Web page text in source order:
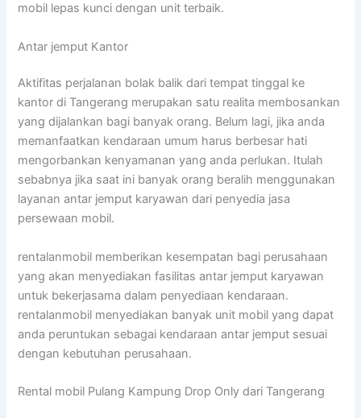
mobil lepas kunci dengan unit terbaik.
Antar jemput Kantor
Aktifitas perjalanan bolak balik dari tempat tinggal ke
kantor di Tangerang merupakan satu realita membosankan
yang dijalankan bagi banyak orang. Belum lagi, jika anda
memanfaatkan kendaraan umum harus berbesar hati
mengorbankan kenyamanan yang anda perlukan. Itulah
sebabnya jika saat ini banyak orang beralih menggunakan
layanan antar jemput karyawan dari penyedia jasa
persewaan mobil.
rentalanmobil memberikan kesempatan bagi perusahaan
yang akan menyediakan fasilitas antar jemput karyawan
untuk bekerjasama dalam penyediaan kendaraan.
rentalanmobil menyediakan banyak unit mobil yang dapat
anda peruntukan sebagai kendaraan antar jemput sesuai
dengan kebutuhan perusahaan.
Rental mobil Pulang Kampung Drop Only dari Tangerang